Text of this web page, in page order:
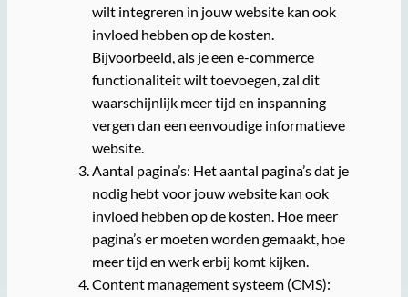
wilt integreren in jouw website kan ook
invloed hebben op de kosten.
Bijvoorbeeld, als je een e-commerce
functionaliteit wilt toevoegen, zal dit
waarschijnlijk meer tijd en inspanning
vergen dan een eenvoudige informatieve
website.
Aantal pagina’s: Het aantal pagina’s dat je
nodig hebt voor jouw website kan ook
invloed hebben op de kosten. Hoe meer
pagina’s er moeten worden gemaakt, hoe
meer tijd en werk erbij komt kijken.
Content management systeem (CMS):